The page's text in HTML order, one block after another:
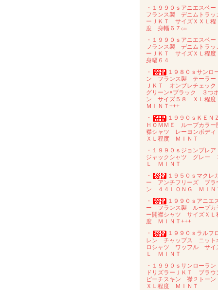
・１９９０ｓアニエスベー
フランス製 デニムトラッ
ーＪＫＴ サイズＸＸＬ程
度 身幅６７㎝
・１９９０ｓアニエスベー
フランス製 デニムトラッ
ーＪＫＴ サイズＸＬ程度
身幅６４
・
１９８０ｓサンロ
ン フランス製 テーラー
ＪＫＴ オンブレチェック
グリーン×ブラック ３つ
ン サイズ５８ ＸＬ程度
ＭＩＮＴ+++
・
１９９０ｓＫＥＮ
ＨＯＭＭＥ ループカラー
襟シャツ レーヨンボディ
ＸＬ程度 ＭＩＮＴ
・１９９０ｓジョンブレア
ジャックシャツ グレー
Ｌ ＭＩＮＴ
・
１９５０ｓマクレ
ー アンチフリーズ ブラ
ン ４４ＬＯＮＧ ＭＩＮ
・
１９９０ｓアニエ
ー フランス製 ループカ
ー開襟シャツ サイズＸＬ
度 ＭＩＮＴ+++
・
１９９０ｓラルフ
レン チャップス ニット
ロシャツ ワッフル サイ
Ｌ ＭＩＮＴ
・１９９０ｓサンローラン
ドリズラーＪＫＴ ブラウ
ピーチスキン 襟２トーン
ＸＬ程度 ＭＩＮＴ